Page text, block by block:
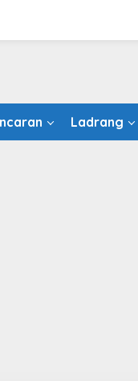
Ladrang